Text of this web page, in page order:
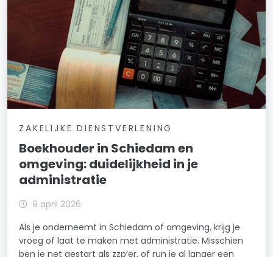
ZAKELIJKE DIENSTVERLENING
Boekhouder in Schiedam en
omgeving: duidelijkheid in je
administratie
9 april 2026
Als je onderneemt in Schiedam of omgeving, krijg je
vroeg of laat te maken met administratie. Misschien
ben je net gestart als zzp’er, of run je al langer een